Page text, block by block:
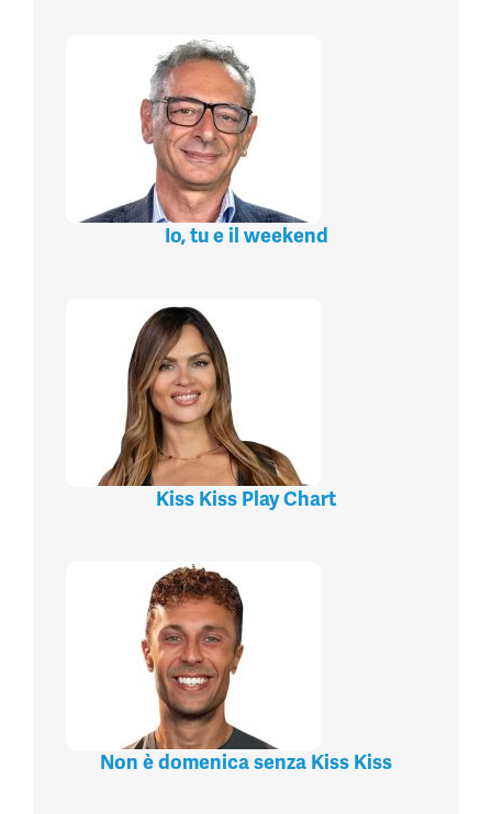
Io, tu e il weekend
Kiss Kiss Play Chart
Non è domenica senza Kiss Kiss